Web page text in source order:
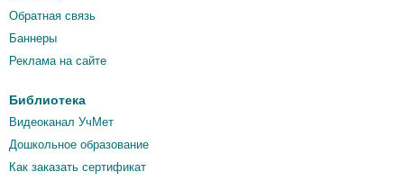
Обратная связь
Баннеры
Реклама на сайте
Библиотека
Видеоканал УчМет
Дошкольное образование
Как заказать сертификат